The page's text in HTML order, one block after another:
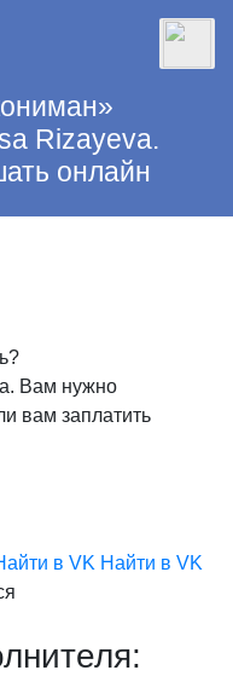
Rizayeva.
онлайн
Вам нужно
вам заплатить
в VK Найти в VK